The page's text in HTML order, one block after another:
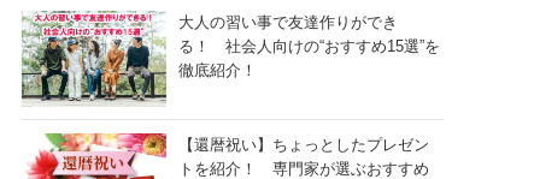
大人の習い事で友達作りができ
る！ 社会人向けの“おすすめ15選”を
徹底紹介！
【還暦祝い】ちょっとしたプレゼン
トを紹介！ 専門家が選ぶおすすめ